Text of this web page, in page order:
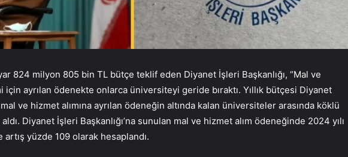
824 milyon 805 bin TL bütçe teklif eden Diyanet İşleri Başkanlığı, “Mal ve
için ayrılan ödenekte onlarca üniversiteyi geride bıraktı. Yıllık bütçesi Diyanet
mal ve hizmet alımına ayrılan ödeneğin altında kalan üniversiteler arasında köklü
Diyanet İşleri Başkanlığı’na sunulan mal ve hizmet alım ödeneğinde 2024 yılı
artış yüzde 109 olarak hesaplandı.